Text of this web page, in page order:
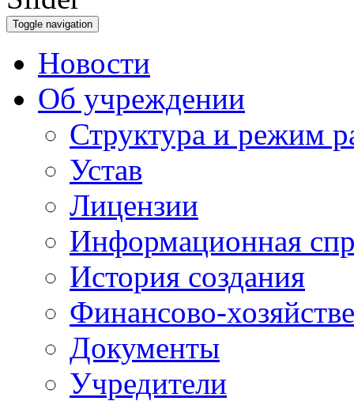
Toggle navigation
Новости
Об учреждении
Структура и режим
Устав
Лицензии
Информационная
История создания
Финансово-
Документы
Учредители